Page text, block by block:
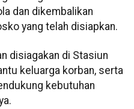
dan dikembalikan
yang telah disiapkan.
disiagakan di Stasiun
keluarga korban, serta
kebutuhan